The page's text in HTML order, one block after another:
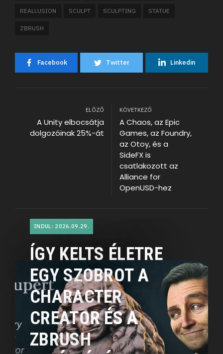
REALLUSION SCULPT SCULPTING STATUE
ZBRUSH
Facebook Twitter Linkedin
ELŐZŐ
A Unity elbocsátja
dolgozóinak 25%-át
KÖVETKEZŐ
A Chaos, az Epic
Games, az Foundry,
az Otoy, és a
SideFX is
csatlakozott az
Alliance for
OpenUSD-hez
INDUL: 2026.09.29.
ÍGY KELTS ÉLETRE
EGY SZOBROT A
CHARACTER
CREATOR ÉS A
ZBRUSH